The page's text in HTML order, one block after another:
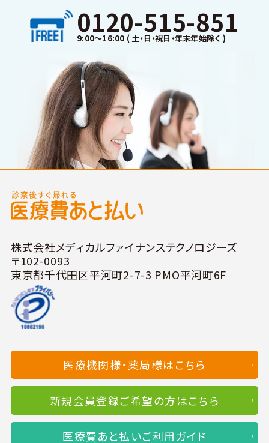
0120-515-851
9:00～16:00 ( 土・日・祝日・年末年始除く )
株式会社メディカルファイナンステクノロジーズ
〒102-0093
東京都千代田区平河町2-7-3 PMO平河町6F
医療機関様・薬局様はこちら
新規会員登録ご希望の方はこちら
医療費あと払いご利用ガイド